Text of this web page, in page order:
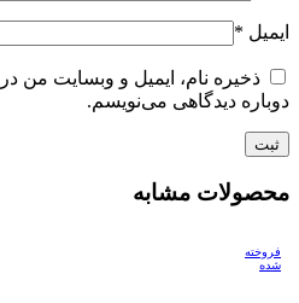
ایمیل *
ذخیره نام، ایمیل و وبسایت من
دوباره دیدگاهی می‌نویسم.
محصولات مشابه
فروخته
شده